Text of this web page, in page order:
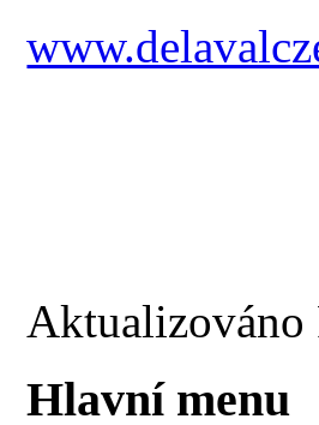
Aktualizováno
Hlavní menu